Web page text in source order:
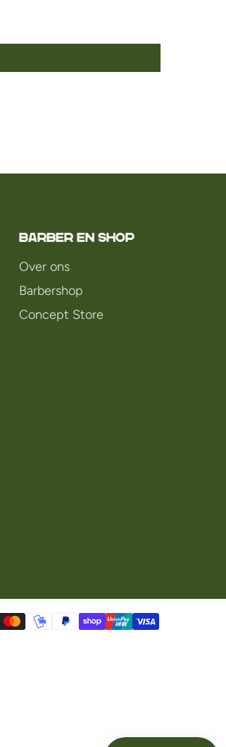
Barber en Shop
Over ons
Barbershop
Concept Store